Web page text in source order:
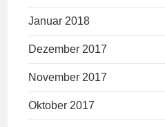
Januar 2018
Dezember 2017
November 2017
Oktober 2017